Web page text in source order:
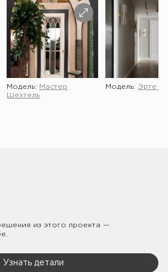
Модель:
Мастер
Шехтель
Модель: Эрте 2
из этого проекта —
Узнать детали